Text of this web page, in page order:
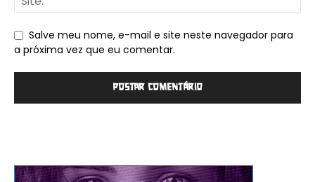
Salve meu nome, e-mail e site neste navegador para
a próxima vez que eu comentar.